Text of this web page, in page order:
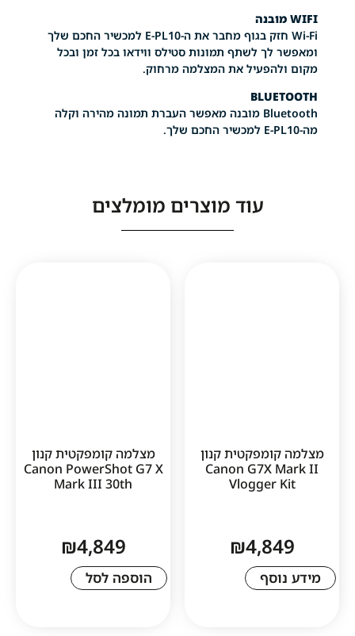
Wi-Fi חזק בגוף מחבר את ה-E-PL10 למכשיר החכם שלך
ומאפשר לך לשתף תמונות סטילס ווידאו בכל זמן ובכל
את המצלמה מרחוק.
Bluetooth מובנה מאפשר העברת תמונה מהירה וקלה
עוד מוצרים מומלצים
קנון
Canon G7X
מצלמה קומפקטית קנון
Canon PowerShot G7 X
Mark III 30th
הוספה לסל